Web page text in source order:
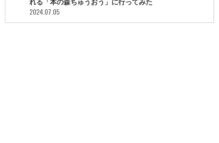
れる「本の森ちゅうおう」に行ってみた
2024.07.05